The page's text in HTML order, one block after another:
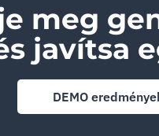
meg
javítsa
DEMO